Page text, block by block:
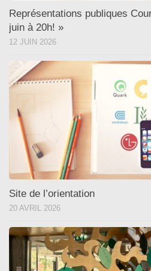
Représentations publiques
juin à 20h! »
12 JUIN 2026
Site de l’orientation
20 AVRIL 2026